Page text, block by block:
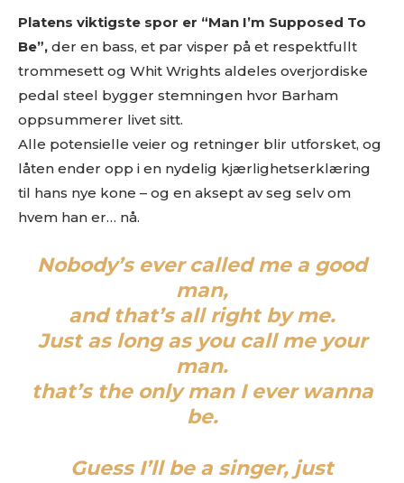
Platens viktigste spor er “Man I’m Supposed To
Be”, der en bass, et par visper på et respektfullt
trommesett og Whit Wrights aldeles overjordiske
pedal steel bygger stemningen hvor Barham
oppsummerer livet sitt.
Alle potensielle veier og retninger blir utforsket, og
låten ender opp i en nydelig kjærlighetserklæring
til hans nye kone – og en aksept av seg selv om
hvem han er… nå.
Nobody’s ever called me a good
man,
and that’s all right by me.
Just as long as you call me your
man.
that’s the only man I ever wanna
be.
Guess I’ll be a singer, just